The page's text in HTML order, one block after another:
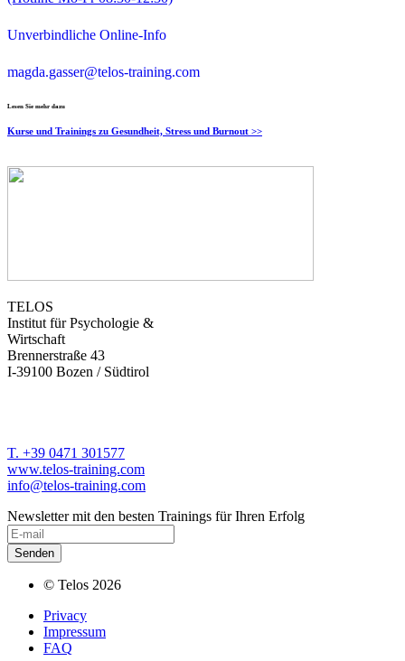
Unverbindliche Online-Info
magda.gasser@telos-training.com
Lesen Sie mehr dazu
Kurse und Trainings zu Gesundheit, Stress und Burnout >>
TELOS
Institut für Psychologie &
Wirtschaft
Brennerstraße 43
I-39100 Bozen / Südtirol
T. +39 0471 301577
www.telos-training.com
info@telos-training.com
Newsletter mit den besten Trainings für Ihren Erfolg
© Telos 2026
Privacy
Impressum
FAQ